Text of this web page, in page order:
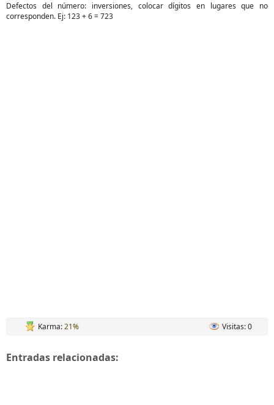
Defectos del número: inversiones, colocar dígitos en lugares que no
corresponden. Ej: 123 + 6 = 723
Karma:21% Visitas: 0
Entradas relacionadas: